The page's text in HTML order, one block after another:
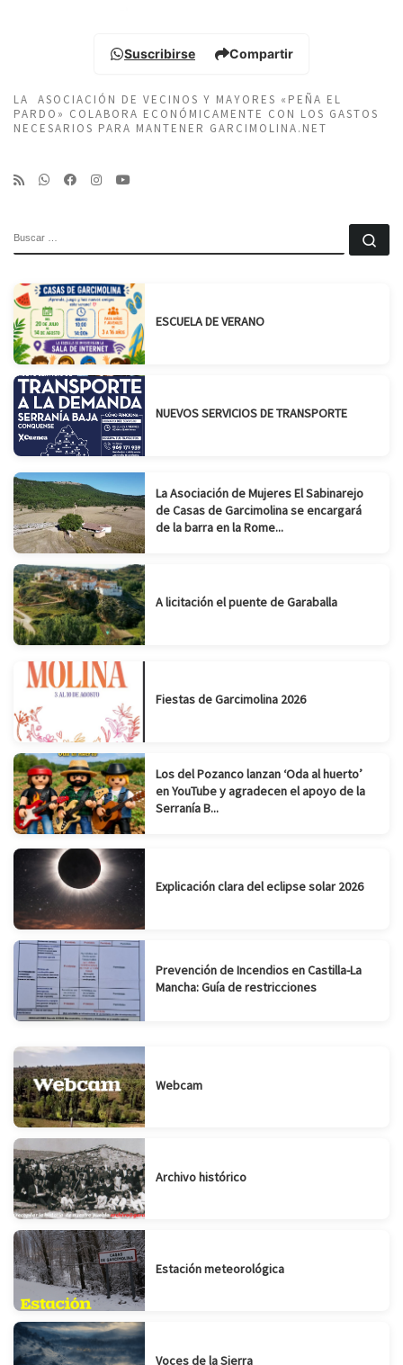
Suscribirse Compartir
LA ASOCIACIÓN DE VECINOS Y MAYORES «PEÑA EL
PARDO» COLABORA ECONÓMICAMENTE CON LOS GASTOS
NECESARIOS PARA MANTENER GARCIMOLINA.NET
ESCUELA DE VERANO
NUEVOS SERVICIOS DE TRANSPORTE
La Asociación de Mujeres El Sabinarejo
de Casas de Garcimolina se encargará
de la barra en la Rome...
A licitación el puente de Garaballa
Fiestas de Garcimolina 2026
Los del Pozanco lanzan ‘Oda al huerto’
en YouTube y agradecen el apoyo de la
Serranía B...
Explicación clara del eclipse solar 2026
Prevención de Incendios en Castilla-La
Mancha: Guía de restricciones
Webcam
Archivo histórico
Estación meteorológica
Voces de la Sierra